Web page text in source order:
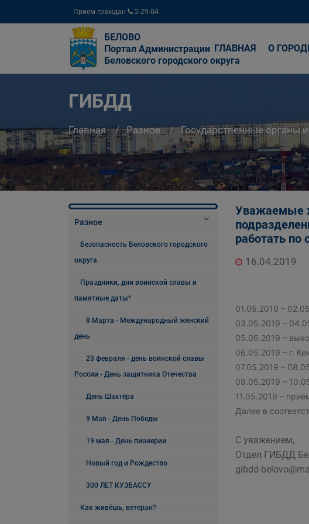
Прием граждан 2-29-04
БЕЛОВО
Портал Администрации
Беловского городского округа
ГЛАВНАЯ О
ГИБДД
Главная Разное Государственные
Разное
Безопасность Беловского городского
округа
Праздники, дни воинской славы и
памятные даты*
8 Марта - Международный женский
день
23 февраля - день воинской славы
России - День защитника Отечества
День Шахтёра
9 Мая - День Победы
19 мая - День пионерии
Новый год и Рождество
300 ЛЕТ КУЗБАССУ
Как живёшь, ветеран?
Уважаемые
работать
16.04.2019
01.05.2019 –
03.05.2019 –
05.05.2019 –
06.05.2019 – г.
07.05.2019 –
09.05.2019 –
11.05.2019 –
Далее в
С уважением,
Отдел ГИБДД
gibdd-